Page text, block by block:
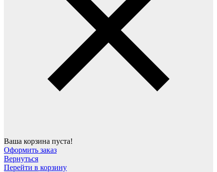
Ваша корзина пуста!
Оформить заказ
Вернуться
Перейти в корзину